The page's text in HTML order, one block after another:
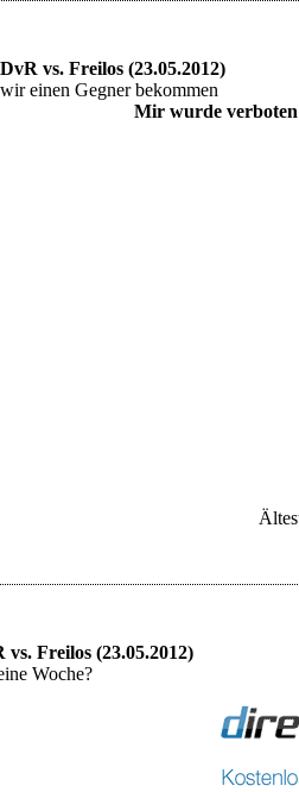
vs. Freilos (23.05.2012)
einen Gegner bekommen
Mir wurde verboten
Freilos (23.05.2012)
Woche?